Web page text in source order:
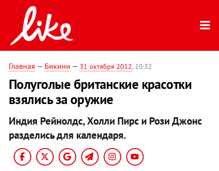
Главная — Бикини — 31 октября 2012, 10:32
Полуголые британские красотки
взялись за оружие
Индия Рейнолдс, Холли Пирс и Рози Джонс
разделись для календаря.